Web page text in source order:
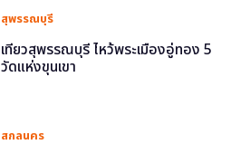
สุพรรณบุรี
เที่ยวสุพรรณบุรี ไหว้พระเมืองอู่ทอง 5
วัดแห่งขุนเขา
สกลนคร